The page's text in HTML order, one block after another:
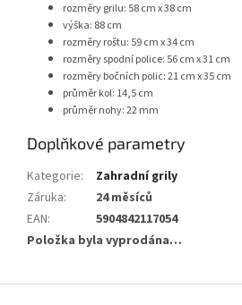
rozměry grilu: 58 cm x 38 cm
výška: 88 cm
rozměry roštu: 59 cm x 34 cm
rozměry spodní police: 56 cm x 31 cm
rozměry bočních polic: 21 cm x 35 cm
průměr kol: 14,5 cm
průměr nohy: 22 mm
Doplňkové parametry
Kategorie:
Zahradní grily
Záruka:
24 měsíců
EAN:
5904842117054
Položka byla vyprodána…